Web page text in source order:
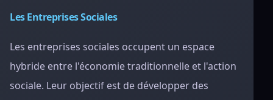
Les Entreprises Sociales
Les entreprises sociales occupent un espace
hybride entre l'économie traditionnelle et l'action
sociale. Leur objectif est de développer des